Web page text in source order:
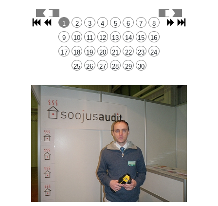
1 2 3 4 5 6 7
8
9
10 11 12 13 14 15
16
17
18 19 20 21 22 23
24
25
26 27 28 29 30